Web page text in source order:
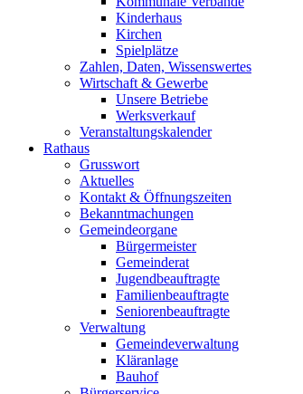
Kinderhaus
Kirchen
Spielplätze
Zahlen, Daten, Wissenswertes
Wirtschaft & Gewerbe
Unsere Betriebe
Werksverkauf
Veranstaltungskalender
Rathaus
Grusswort
Aktuelles
Kontakt & Öffnungszeiten
Bekanntmachungen
Gemeindeorgane
Bürgermeister
Gemeinderat
Jugendbeauftragte
Familienbeauftragte
Seniorenbeauftragte
Verwaltung
Gemeindeverwaltung
Kläranlage
Bauhof